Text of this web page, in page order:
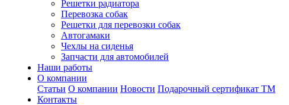
Решетки радиатора
Перевозка собак
Решетки для перевозки собак
Автогамаки
Чехлы на сиденья
Запчасти для автомобилей
Наши работы
О компании
Статьи О компании Новости Подарочный сертификат ТМ
Контакты